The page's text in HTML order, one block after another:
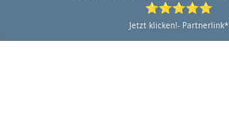
⭐⭐⭐⭐⭐
Jetzt klicken!- Partnerlink*